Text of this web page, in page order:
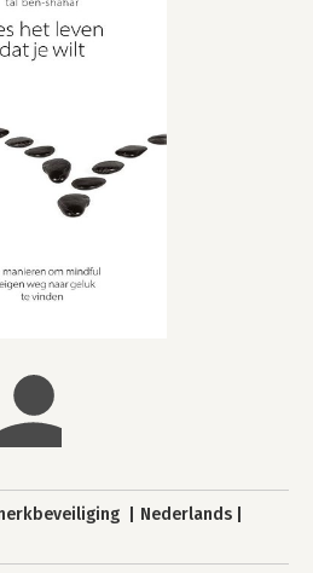
Nederlands